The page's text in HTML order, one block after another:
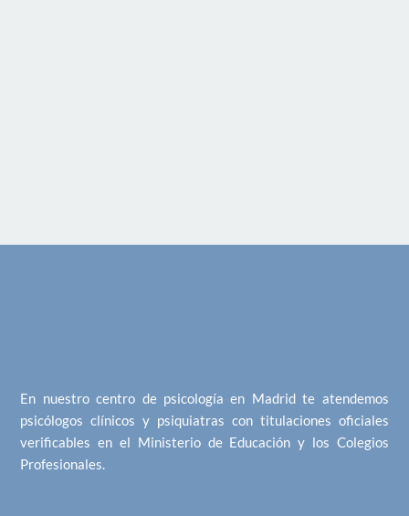
En nuestro centro de psicología en Madrid te atendemos
psicólogos clínicos y psiquiatras con titulaciones oficiales
verificables en el Ministerio de Educación y los Colegios
Profesionales.